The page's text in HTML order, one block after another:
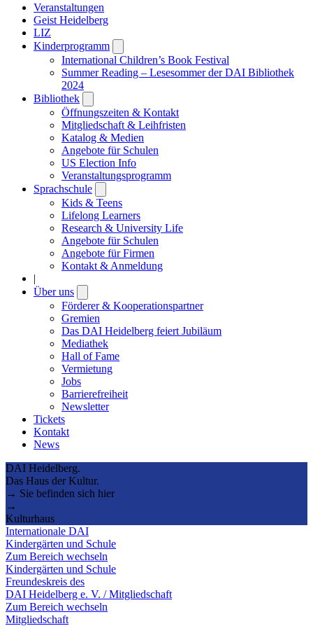
Veranstaltungen
Geist Heidelberg
LIZ
Kinderprogramm
submenu
International Children’s Book Festival
Summer Reading – Lesesommer der DAI Bibliothek
2024
Bibliothek
submenu
Öffnungszeiten & Kontakt
Mitgliedschaft & Leihfristen
Katalog & Medien
Angebote für Schulen
US Election Info
Veranstaltungsprogramm
Sprachschule
submenu
Kids & Teens
Lifelong Learners
Research & University Life
Angebote für Schulen
Angebote für Firmen
Kontakt & Anmeldung
|
Über uns
submenu
Förderer & Kooperationspartner
Gremien
Das DAI Heidelberg feiert Jubiläum
Mediathek
Hall of Fame
Vermietung
Jobs
Barrierefreiheit
Newsletter
Tickets
Kontakt
News
DAI Heidelberg.
Das Haus der Kultur.
→ Sie befinden sich hier
→
Kulturhaus
Internationale DAI
Kindergärten und Schule
Zum Bereich wechseln
Kindergärten und Schule
Freundeskreis des
DAI Heidelberg e. V. / Mitgliedschaft
Zum Bereich wechseln
Mitgliedschaft